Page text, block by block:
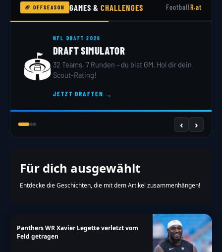
🏈 OFFSEASON GAMES &CHALLENGES FootballR.at
🏟️
NFL DRAFT 2026
DRAFT SIMULATOR
32 Teams, 7 Runden – du bist GM. Hol dir dein
Scout-Rating!
JETZT DRAFTEN →
‹ ›
Für dich ausgewählt
Entdecke die Geschichten, die mit dem Artikel zusammenhängen!
Panthers WR Xavier Legette verletzt vom
Feld getragen